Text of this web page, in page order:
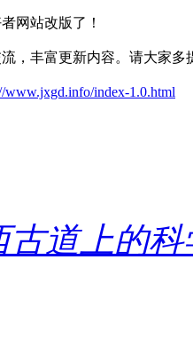
网站改版了！
，丰富更新内容。请大家多
www.jxgd.info/index-1.0.html
古道上的